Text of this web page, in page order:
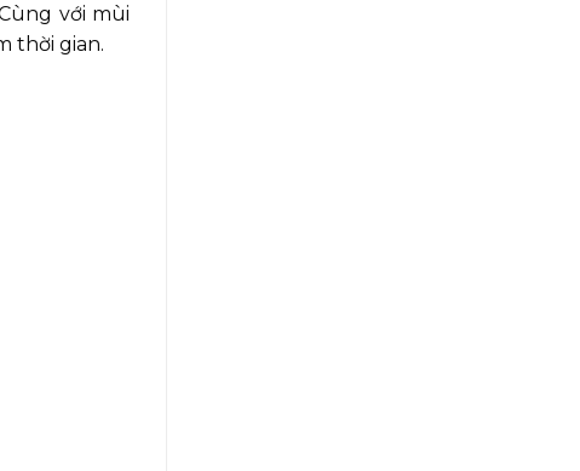
với mùi
thời gian.